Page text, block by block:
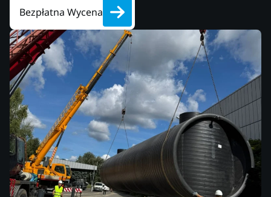
Bezpłatna Wycena